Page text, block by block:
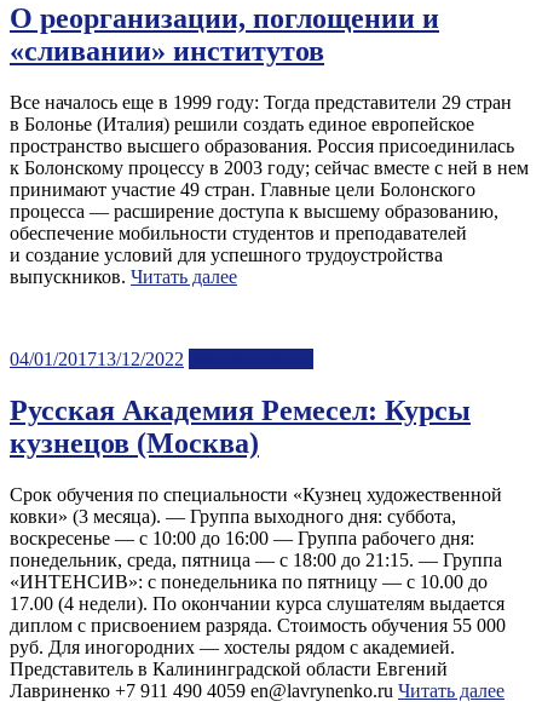
О реорганизации, поглощении и
«сливании» институтов
Все началось еще в 1999 году: Тогда представители 29 стран
в Болонье (Италия) решили создать единое европейское
пространство высшего образования. Россия присоединилась
к Болонскому процессу в 2003 году; сейчас вместе с ней в нем
принимают участие 49 стран. Главные цели Болонского
процесса — расширение доступа к высшему образованию,
обеспечение мобильности студентов и преподавателей
и создание условий для успешного трудоустройства
выпускников. Читать далее
Posted
04/01/201713/12/2022
Русская Академия Ремесел: Курсы
кузнецов (Москва)
Срок обучения по специальности «Кузнец художественной
ковки» (3 месяца). — Группа выходного дня: суббота,
воскресенье — с 10:00 до 16:00 — Группа рабочего дня:
понедельник, среда, пятница — с 18:00 до 21:15. — Группа
«ИНТЕНСИВ»: с понедельника по пятницу — с 10.00 до
17.00 (4 недели). По окончании курса слушателям выдается
диплом с присвоением разряда. Стоимость обучения 55 000
руб. Для иногородних — хостелы рядом с академией.
Представитель в Калининградской области Евгений
Лавриненко +7 911 490 4059 en@lavrynenko.ru Читать далее